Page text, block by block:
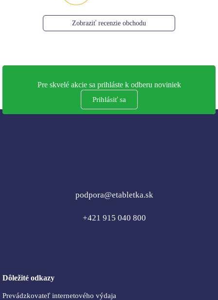
Zobraziť recenzie obchodu
Pre skvelé akcie sa prihláste k odberu noviniek
Prihlásiť sa
podpora@etabletka.sk
+421 915 040 800
Dôležité odkazy
Prevádzkovateľ internetového výdaja